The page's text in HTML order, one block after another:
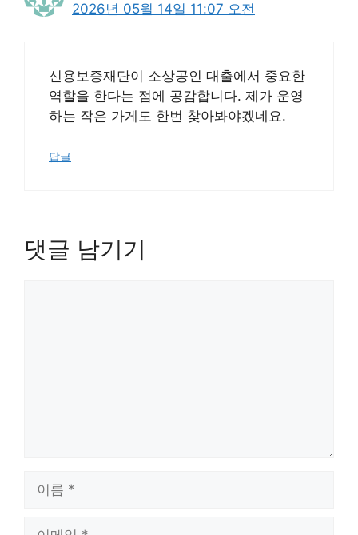
2026년 05월 14일 11:07 오전
신용보증재단이 소상공인 대출에서 중요한
역할을 한다는 점에 공감합니다. 제가 운영
하는 작은 가게도 한번 찾아봐야겠네요.
답글
댓글 남기기